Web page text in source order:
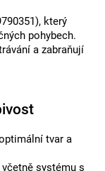
který
pohybech.
a zabraňují
tvar a
systému s